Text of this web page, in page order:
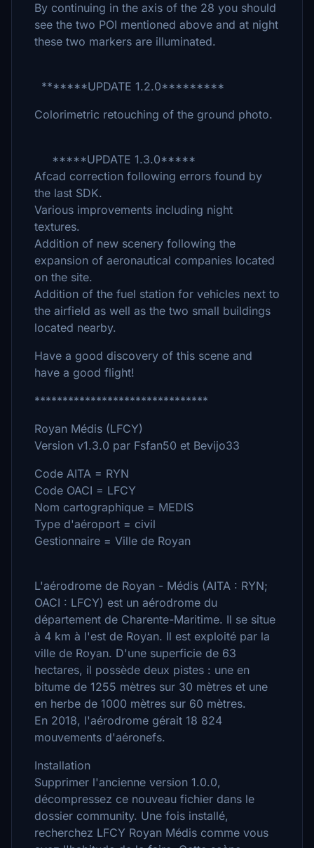
By continuing in the axis of the 28 you should
see the two POI mentioned above and at night
these two markers are illuminated.
*******UPDATE 1.2.0*********
Colorimetric retouching of the ground photo.
*****UPDATE 1.3.0*****
Afcad correction following errors found by
the last SDK.
Various improvements including night
textures.
Addition of new scenery following the
expansion of aeronautical companies located
on the site.
Addition of the fuel station for vehicles next to
the airfield as well as the two small buildings
located nearby.
Have a good discovery of this scene and
have a good flight!
*******************************
Royan Médis (LFCY)
Version v1.3.0 par Fsfan50 et Bevijo33
Code AITA = RYN
Code OACI = LFCY
Nom cartographique = MEDIS
Type d'aéroport = civil
Gestionnaire = Ville de Royan
L'aérodrome de Royan - Médis (AITA : RYN;
OACI : LFCY) est un aérodrome du
département de Charente-Maritime. Il se situe
à 4 km à l'est de Royan. Il est exploité par la
ville de Royan. D'une superficie de 63
hectares, il possède deux pistes : une en
bitume de 1255 mètres sur 30 mètres et une
en herbe de 1000 mètres sur 60 mètres.
En 2018, l'aérodrome gérait 18 824
mouvements d'aéronefs.
Installation
Supprimer l'ancienne version 1.0.0,
décompressez ce nouveau fichier dans le
dossier community. Une fois installé,
recherchez LFCY Royan Médis comme vous